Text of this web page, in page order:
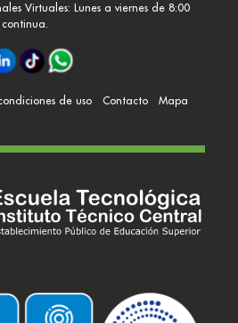
Virtuales: Lunes a viernes de 8:00
de uso Contacto
Mapa